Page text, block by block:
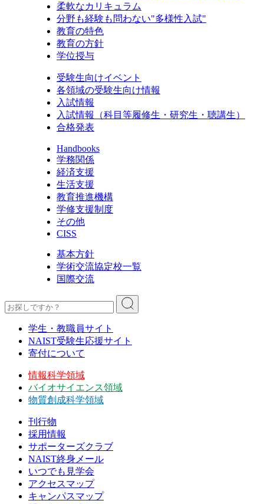
柔軟なカリキュラム
分野も経験も問わない"多様性入試"
教育の特色
教育の方針
学位授与
受験生向けイベント
各領域の受験生向け情報
入試情報
入試情報（科目等履修生・研究生・聴講生）
合格発表
Handbooks
学務関係
経済支援
生活支援
教育推進機構
学修支援制度
その他
CISS
基本方針
学術交流協定校一覧
国際交流
学生・教職員サイト
NAIST受験生応援サイト
寄付について
情報科学領域
バイオサイエンス領域
物質創成科学領域
刊行物
採用情報
サポーターズクラブ
NAIST終身メール
いつでも見学会
アクセスマップ
キャンパスマップ